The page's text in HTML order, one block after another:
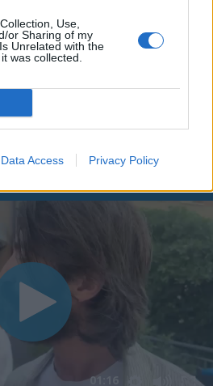
Use,
or Sharing of my
Unrelated with the
was collected.
Data Access Privacy Policy
01:16